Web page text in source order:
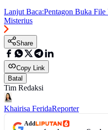
Lanjut Baca:Pentagon Buka
Misterius
Share
Copy Link
Batal
Tim Redaksi
Khairisa FeridaReporter
Add